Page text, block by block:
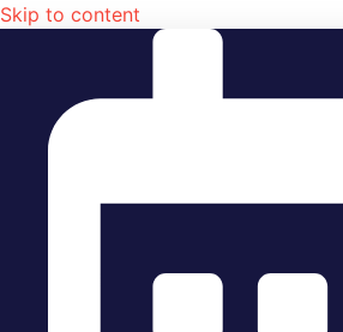
Skip to content